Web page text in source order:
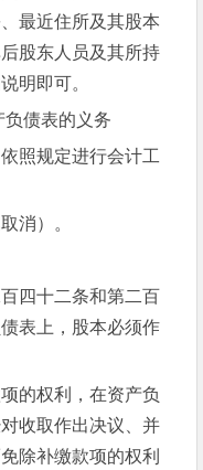
最近住所及其股本
股东人员及其所持
明即可。
债表的义务
照规定进行会计工
消）。
四十二条和第二百
表上，股本必须作
的权利，在资产负
收取作出决议、并
除补缴款项的权利